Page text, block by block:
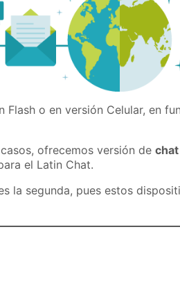
Flash o en versión Celular, en
ofrecemos versión de
el Latin Chat.
la segunda, pues estos